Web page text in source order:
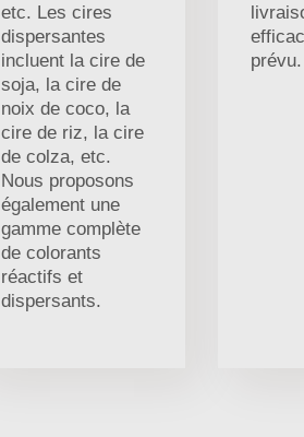
etc. Les cires
dispersantes
incluent la cire de
soja, la cire de
noix de coco, la
cire de riz, la cire
de colza, etc.
Nous proposons
également une
gamme complète
de colorants
réactifs et
dispersants.
prévu.